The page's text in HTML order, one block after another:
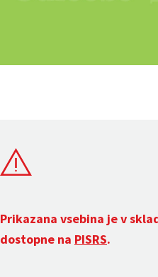
Prikazana vsebina je v
dostopne na PISRS.